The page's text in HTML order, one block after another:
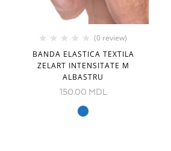
(0 review)
BANDA ELASTICA TEXTILA
ZELART INTENSITATE M
ALBASTRU
150.00 MDL